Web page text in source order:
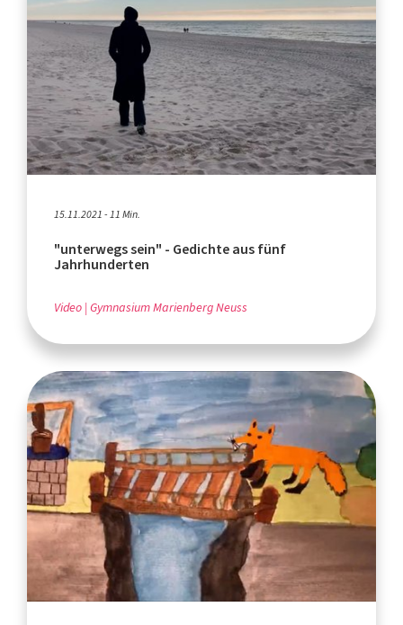
15.11.2021 - 11 Min.
"unterwegs sein" - Gedichte aus fünf
Jahrhunderten
Video Gymnasium Marienberg Neuss